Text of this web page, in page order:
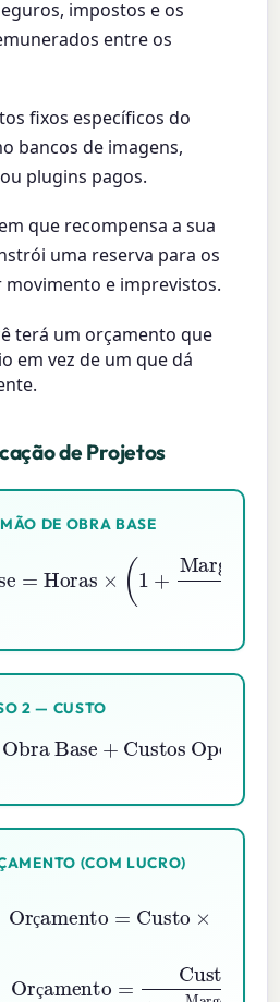
impostos e os
entre os
fixos específicos do
bancos de imagens,
plugins pagos.
que recompensa a sua
uma reserva para os
movimento e imprevistos.
terá um orçamento que
em vez de um que dá
de Projetos
DE OBRA BASE
Taxa Horária
2 — CUSTO
Obra Base +
+Despesas
(COM LUCRO)
ç
ç